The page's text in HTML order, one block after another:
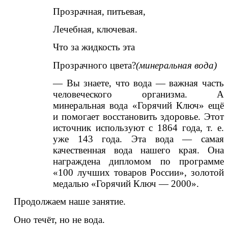
Прозрачная, питьевая,
Лечебная, ключевая.
Что за жидкость эта
Прозрачного цвета?(минеральная вода)
— Вы знаете, что вода — важная часть
человеческого организма. А
минеральная вода «Горячий Ключ» ещё
и помогает восстановить здоровье. Этот
источник используют с 1864 года, т. е.
уже 143 года. Эта вода — самая
качественная вода нашего края. Она
награждена дипломом по программе
«100 лучших товаров России», золотой
медалью «Горячий Ключ — 2000».
Продолжаем наше занятие.
Оно течёт, но не вода.